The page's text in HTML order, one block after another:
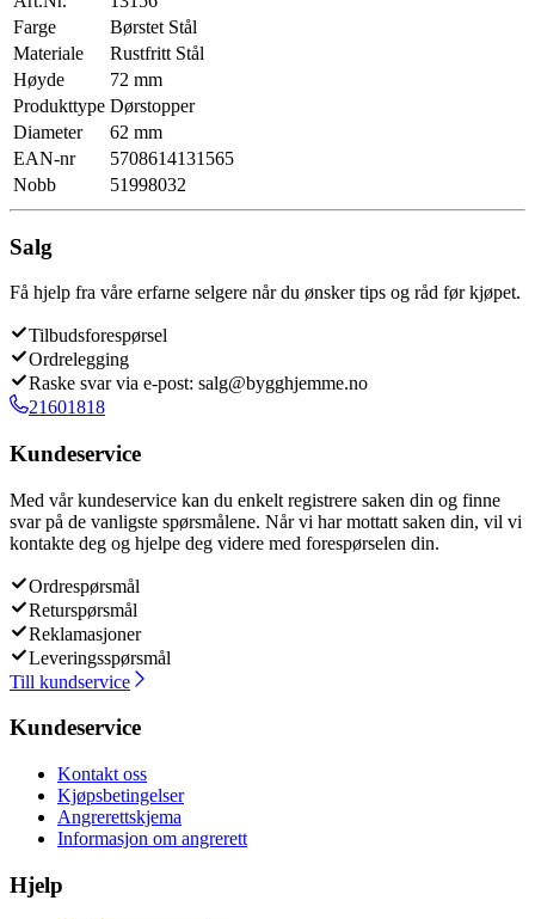
Farge
Børstet Stål
Materiale
Rustfritt Stål
Høyde
72 mm
Produkttype Dørstopper
Diameter
62 mm
EAN-nr
5708614131565
Nobb
51998032
Salg
Få hjelp fra våre erfarne selgere når du ønsker tips og råd før kjøpet.
Tilbudsforespørsel
Ordrelegging
Raske svar via e-post: salg@bygghjemme.no
21601818
Kundeservice
Med vår kundeservice kan du enkelt registrere saken din og finne
svar på de vanligste spørsmålene. Når vi har mottatt saken din, vil vi
kontakte deg og hjelpe deg videre med forespørselen din.
Ordrespørsmål
Returspørsmål
Reklamasjoner
Leveringsspørsmål
Till kundservice
Kundeservice
Kontakt oss
Kjøpsbetingelser
Angrerettskjema
Informasjon om angrerett
Hjelp